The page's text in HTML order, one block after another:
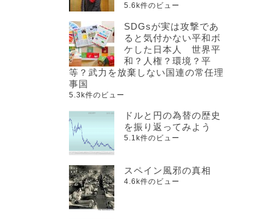
5.6k件のビュー
SDGsが実は攻撃であ
ると気付かない平和ボ
ケした日本人 世界平
和？人権？環境？平
等？武力を放棄しない国連の常任理
事国
5.3k件のビュー
ドルと円の為替の歴史
を振り返ってみよう
5.1k件のビュー
スペイン風邪の真相
4.6k件のビュー